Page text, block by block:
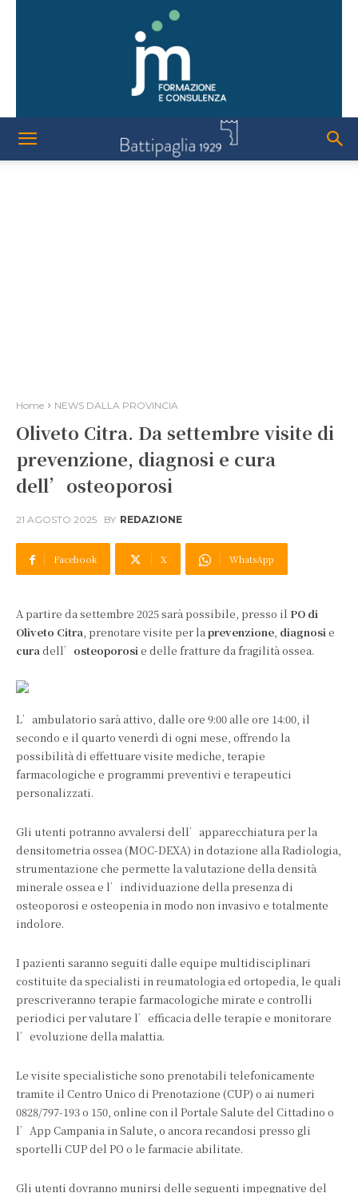
Home NEWS DALLA PROVINCIA
Oliveto Citra. Da settembre visite di
prevenzione, diagnosi e cura
dell’osteoporosi
21 AGOSTO 2025 BY REDAZIONE
Facebook X WhatsApp
A partire da settembre 2025 sarà possibile, presso il PO di
Oliveto Citra, prenotare visite per laprevenzione, diagnosie
curadell’ osteoporosie delle fratture da fragilità ossea.
L’ambulatorio sarà attivo, dalle ore 9:00 alle ore 14:00, il
secondo e il quarto venerdì di ogni mese, offrendo la
possibilità di effettuare visite mediche, terapie
farmacologiche e programmi preventivi e terapeutici
personalizzati.
Gli utenti potranno avvalersi dell’apparecchiatura per la
densitometria ossea (MOC-DEXA) in dotazione alla Radiologia,
strumentazione che permette la valutazione della densità
minerale ossea e l’individuazione della presenza di
osteoporosi e osteopenia in modo non invasivo e totalmente
indolore.
I pazienti saranno seguiti dalle equipe multidisciplinari
costituite da specialisti in reumatologia ed ortopedia, le quali
prescriveranno terapie farmacologiche mirate e controlli
periodici per valutare l’efficacia delle terapie e monitorare
l’evoluzione della malattia.
Le visite specialistiche sono prenotabili telefonicamente
tramite il Centro Unico di Prenotazione (CUP) o ai numeri
0828/797-193 o 150, online con il Portale Salute del Cittadino o
l’App Campania in Salute, o ancora recandosi presso gli
sportelli CUP del PO o le farmacie abilitate.
Gli utenti dovranno munirsi delle seguenti impegnative del